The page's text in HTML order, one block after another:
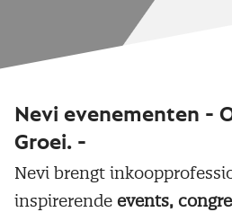
Nevi evenementen -
Groei. -
Nevi brengt
inspirerende events,